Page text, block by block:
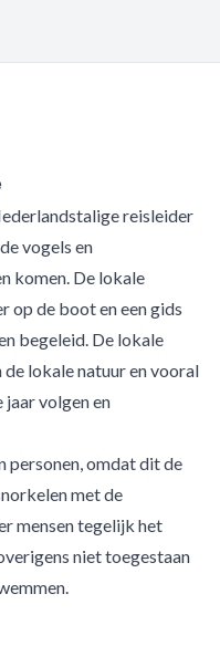
reisleider
vogels en
komen. De lokale
op de boot en een gids
begeleid. De lokale
lokale natuur en vooral
jaar volgen en
personen, omdat dit de
met de
mensen tegelijk het
niet toegestaan